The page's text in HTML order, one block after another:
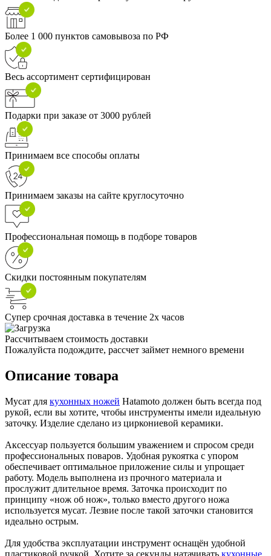
Более 1 000 пунктов самовывоза по РФ
Весь ассортимент сертифицирован
Подарки при заказе от 3000 рублей
Принимаем все способы оплаты
Принимаем заказы на сайте круглосуточно
Профессиональная помощь в подборе товаров
Скидки постоянным покупателям
Супер срочная доставка в течение 2х часов
Рассчитываем стоимость доставки
Пожалуйста подождите, рассчет займет немного времени
Описание товара
Мусат для кухонных ножей Hatamoto должен быть всегда под
рукой, если вы хотите, чтобы инструменты имели идеальную
заточку. Изделие сделано из циркониевой керамики.
Аксессуар пользуется большим уважением и спросом среди
профессиональных поваров. Удобная рукоятка с упором
обеспечивает оптимальное приложение силы и упрощает
работу. Модель выполнена из прочного материала и
прослужит длительное время. Заточка происходит по
принципу «нож об нож», только вместо другого ножа
используется мусат. Лезвие после такой заточки становится
идеально острым.
Для удобства эксплуатации инструмент оснащён удобной
пластиковой ручкой. Хотите за секунды натачивать кухонные